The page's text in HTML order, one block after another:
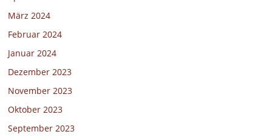
März 2024
Februar 2024
Januar 2024
Dezember 2023
November 2023
Oktober 2023
September 2023